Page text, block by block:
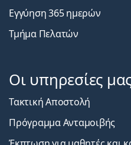
Εγγύηση 365 ημερών
Τμήμα Πελατών
Οι υπηρεσίες
Τακτική Αποστολή
Πρόγραμμα Ανταμοιβής